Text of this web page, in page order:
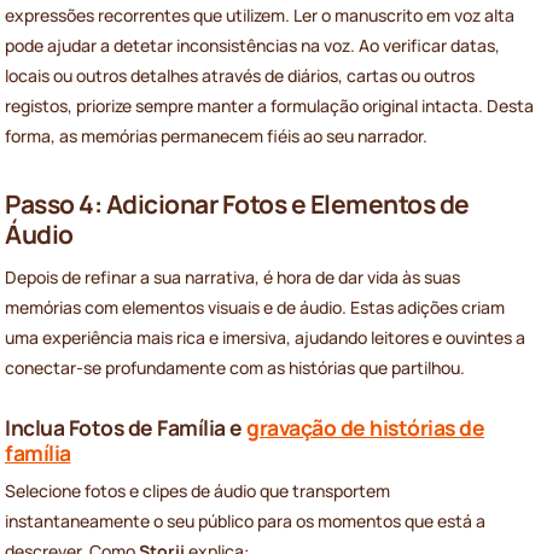
expressões recorrentes que utilizem. Ler o manuscrito em voz alta
pode ajudar a detetar inconsistências na voz. Ao verificar datas,
locais ou outros detalhes através de diários, cartas ou outros
registos, priorize sempre manter a formulação original intacta. Desta
forma, as memórias permanecem fiéis ao seu narrador.
Passo 4: Adicionar Fotos e Elementos de
Áudio
Depois de refinar a sua narrativa, é hora de dar vida às suas
memórias com elementos visuais e de áudio. Estas adições criam
uma experiência mais rica e imersiva, ajudando leitores e ouvintes a
conectar-se profundamente com as histórias que partilhou.
Inclua Fotos de Família egravação de histórias de
família
Selecione fotos e clipes de áudio que transportem
instantaneamente o seu público para os momentos que está a